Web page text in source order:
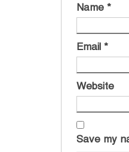
Name *
Email *
Website
Save my